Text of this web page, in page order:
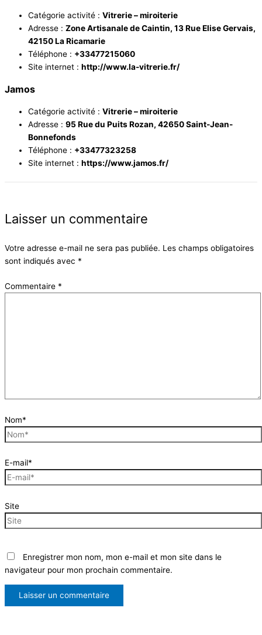
Catégorie activité : Vitrerie – miroiterie
Adresse : Zone Artisanale de Caintin, 13 Rue Elise Gervais,
42150 La Ricamarie
Téléphone : +33477215060
Site internet : http://www.la-vitrerie.fr/
Jamos
Catégorie activité : Vitrerie – miroiterie
Adresse : 95 Rue du Puits Rozan, 42650 Saint-Jean-
Bonnefonds
Téléphone : +33477323258
Site internet : https://www.jamos.fr/
Laisser un commentaire
Votre adresse e-mail ne sera pas publiée. Les champs obligatoires
sont indiqués avec *
Commentaire *
Nom*
E-mail*
Site
Enregistrer mon nom, mon e-mail et mon site dans le
navigateur pour mon prochain commentaire.